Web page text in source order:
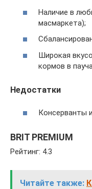
Наличие в
масмаркета);
Широкая
кормов в
Недостатки
Консерванты
BRIT PREMIUM
Рейтинг: 4.3
Читайте также: